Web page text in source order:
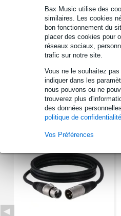
Bax Music utilise des
similaires. Les cookies
bon fonctionnement du
placer des cookies pour
réseaux sociaux,
trafic sur notre site.
Vous ne le souhaitez
indiquer dans les
nous pouvons ou ne
trouverez plus
des données
politique de confidentialité
Vos Préférences
alimentation : pile 9 V ou
Afficher toutes les caractéristiques
Autres variantes (4)
Accessoires (5)